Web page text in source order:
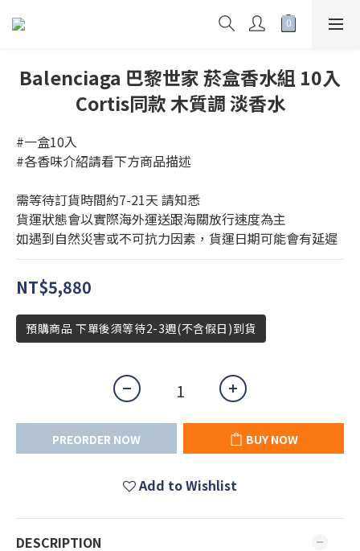
Balenciaga 巴黎世家 菸盒香水組 10入
Cortis同款 木質調 淡香水
#一盒10入
#各香味介紹請看下方商品描述
需等待訂貨時間約7-21天 請知悉
貨運狀態會以實際海外運送跟海關放行速度為主
如遇到自然災害或不可抗力因素，貨運日期可能會有延遲
NT$5,880
預購商品 下單後須等待2-3週(不含假日)到貨
PREORDER NOW BUY NOW
Add to Wishlist
DESCRIPTION